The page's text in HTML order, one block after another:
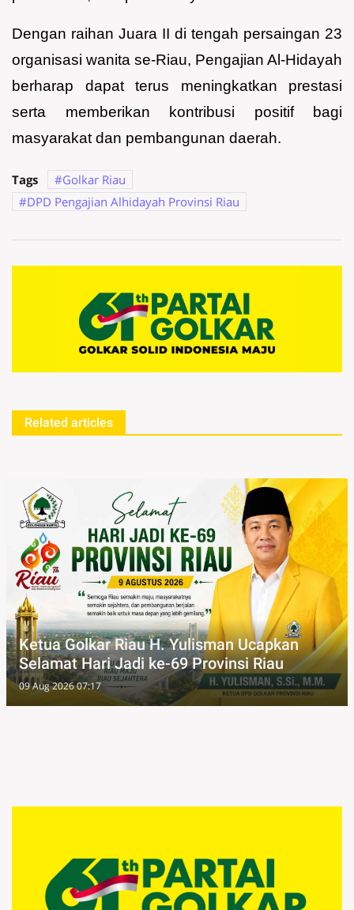
Dengan raihan Juara II di tengah persaingan 23
organisasi wanita se-Riau, Pengajian Al-Hidayah
berharap dapat terus meningkatkan prestasi
serta memberikan kontribusi positif bagi
masyarakat dan pembangunan daerah.
Tags
Golkar Riau
DPD Pengajian Alhidayah Provinsi Riau
Related articles
Ketua Golkar Riau H. Yulisman Ucapkan
Selamat Hari Jadi ke-69 Provinsi Riau
09 Aug 2026 07:17